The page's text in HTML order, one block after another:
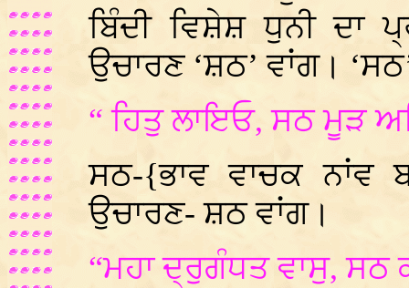
ਬਿੰਦੀ ਵਿਸ਼ੇਸ਼ ਧੁਨੀ ਦਾ
ਉਚਾਰਣ ‘ਸ਼ਠ’ ਵਾਂਗ।
“ ਹਿਤੁ ਲਾਇਓ, ਸਠ ਮੂੜ
ਸਠ-{ਭਾਵ ਵਾਚਕ ਨਾਂਵ
ਉਚਾਰਣ- ਸ਼ਠ ਵਾਂਗ।
“ਮਹਾ ਦ੍ਰੁਗੰਧਤ ਵਾਸੁ, ਸਠ